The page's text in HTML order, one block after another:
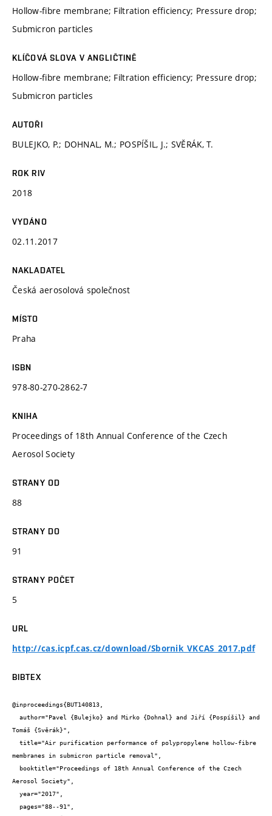
Hollow-fibre membrane; Filtration efficiency; Pressure drop;
Submicron particles
KLÍČOVÁ SLOVA V ANGLIČTINĚ
Hollow-fibre membrane; Filtration efficiency; Pressure drop;
Submicron particles
AUTOŘI
BULEJKO, P.; DOHNAL, M.; POSPÍŠIL, J.; SVĚRÁK, T.
ROK RIV
2018
VYDÁNO
02.11.2017
NAKLADATEL
Česká aerosolová společnost
MÍSTO
Praha
ISBN
978-80-270-2862-7
KNIHA
Proceedings of 18th Annual Conference of the Czech
Aerosol Society
STRANY OD
88
STRANY DO
91
STRANY POČET
5
URL
http://cas.icpf.cas.cz/download/Sbornik_VKCAS_2017.pdf
BIBTEX
@inproceedings{BUT140813,
Tomáš {Svěrák}",
membranes in submicron particle removal",
Aerosol Society",